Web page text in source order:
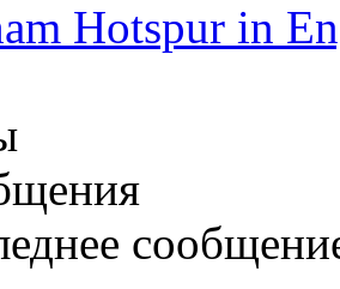
Hotspur in